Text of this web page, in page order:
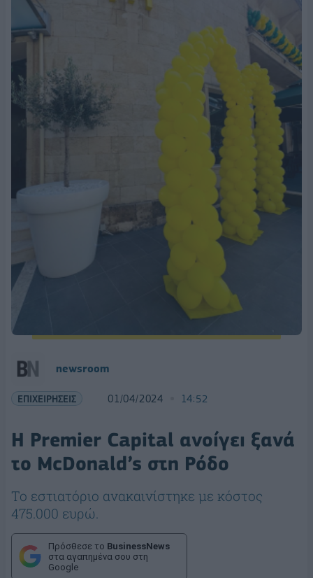
newsroom
ΕΠΙΧΕΙΡΗΣΕΙΣ 01/04/2024 14:52
Η Premier Capital ανοίγει ξανά
το McDonald’s στη Ρόδο
Το εστιατόριο ανακαινίστηκε με κόστος
475.000 ευρώ.
Πρόσθεσε το BusinessNews
στα αγαπημένα σου στη
Google